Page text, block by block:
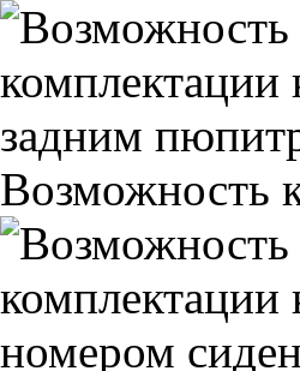
Возможность